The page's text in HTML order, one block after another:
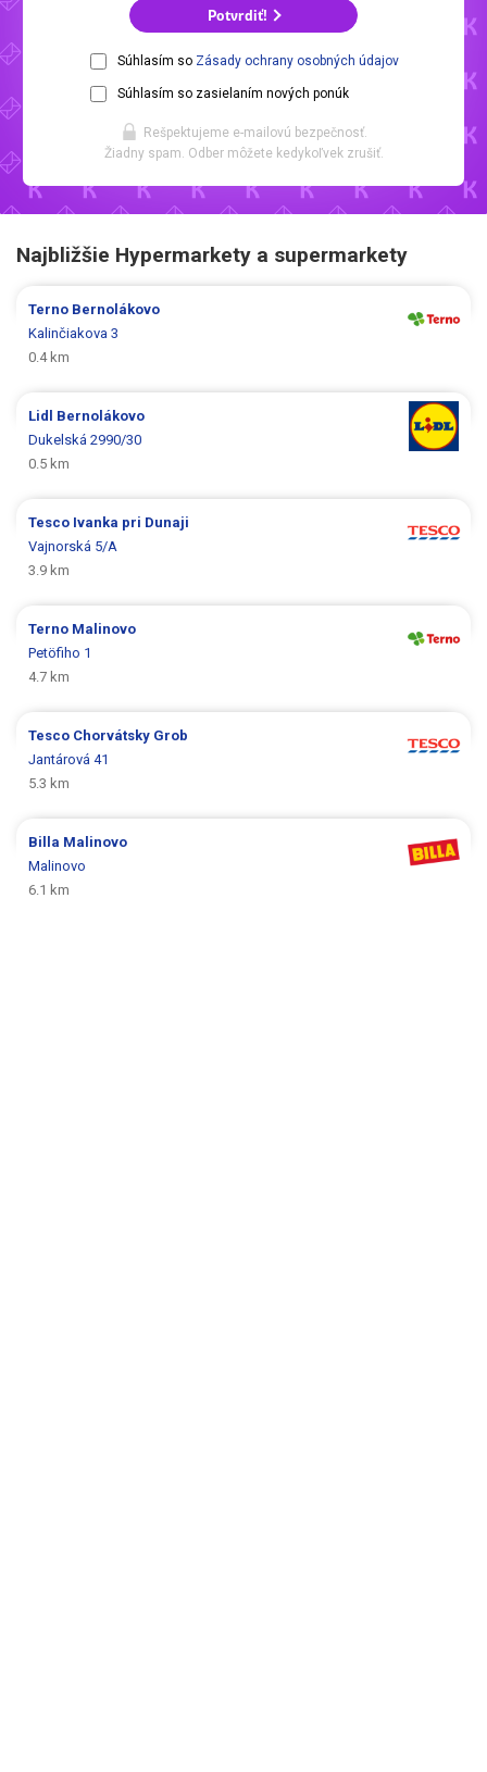
Potvrdiť!
Súhlasím so Zásady ochrany osobných údajov
Súhlasím so zasielaním nových ponúk
Rešpektujeme e-mailovú bezpečnosť.
Žiadny spam. Odber môžete kedykoľvek zrušiť.
Najbližšie Hypermarkety a supermarkety
Terno Bernolákovo
Kalinčiakova 3
0.4 km
Lidl Bernolákovo
Dukelská 2990/30
0.5 km
Tesco Ivanka pri Dunaji
Vajnorská 5/A
3.9 km
Terno Malinovo
Petöfiho 1
4.7 km
Tesco Chorvátsky Grob
Jantárová 41
5.3 km
Billa Malinovo
Malinovo
6.1 km